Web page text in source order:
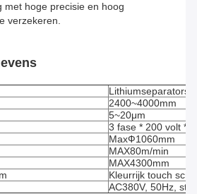
met hoge precisie en hoog
verzekeren.
Lithiumseparators,
2400~4000mm
5~20μm
3 fase * 200 volt
MaxФ1060mm
MAX80m/min
MAX4300mm
Kleurrijk touch
AC380V, 50Hz,